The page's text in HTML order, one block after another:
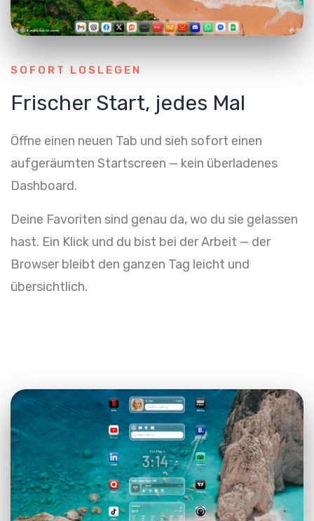
SOFORT LOSLEGEN
Frischer Start, jedes Mal
Öffne einen neuen Tab und sieh sofort einen
aufgeräumten Startscreen — kein überladenes
Dashboard.
Deine Favoriten sind genau da, wo du sie gelassen
hast. Ein Klick und du bist bei der Arbeit — der
Browser bleibt den ganzen Tag leicht und
übersichtlich.